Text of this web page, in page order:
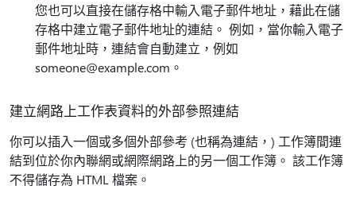
您也可以直接在儲存格中輸入電子郵件地址，藉此在儲
存格中建立電子郵件地址的連結。 例如，當你輸入電子
郵件地址時，連結會自動建立，例如
someone@example.com。
建立網路上工作表資料的外部參照連結
你可以插入一個或多個外部參考 (也稱為連結，) 工作簿間連
結到位於你內聯網或網際網路上的另一個工作簿。 該工作簿
不得儲存為 HTML 檔案。